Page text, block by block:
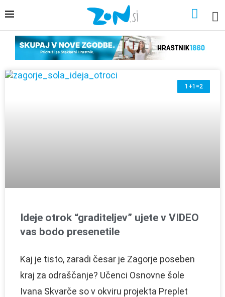
1+1=2
Ideje otrok “graditeljev” ujete v VIDEO
vas bodo presenetile
Kaj je tisto, zaradi česar je Zagorje poseben
kraj za odraščanje? Učenci Osnovne šole
Ivana Skvarče so v okviru projekta Preplet